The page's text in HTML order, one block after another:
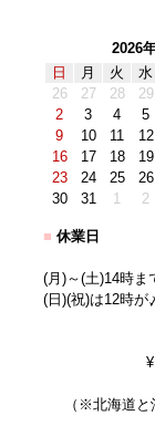
2026
日
月 火 水
26
27 28 29
2
3 4 5
9
10 11 12
16
17 18 19
23
24 25 26
30
31 1 2
■ 休業日
(月)～(土)14時ま
(日)(祝)は12時が
（※北海道